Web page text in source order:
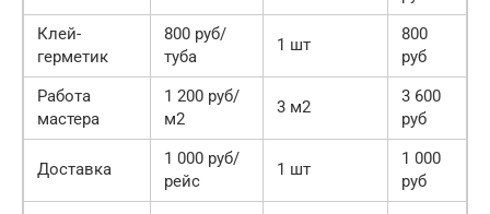
Клей-
герметик
800 руб/
туба
1 шт
800
руб
Работа
мастера
1 200 руб/
м2
3 м2
3 600
руб
Доставка
1 000 руб/
рейс
1 шт
1 000
руб